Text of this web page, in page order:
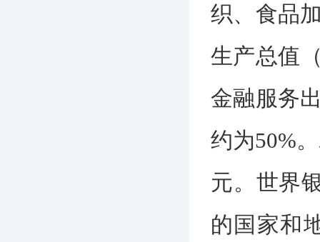
织、食品
生产总值
金融服务
约为50%
元。世界
的国家和